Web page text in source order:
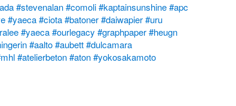
#stevenalan #comoli #kaptainsunshine #apc
#yaeca #ciota #batoner #daiwapier #uru
#yaeca #ourlegacy #graphpaper #heugn
#aalto #aubett #dulcamara
#atelierbeton #aton #yokosakamoto